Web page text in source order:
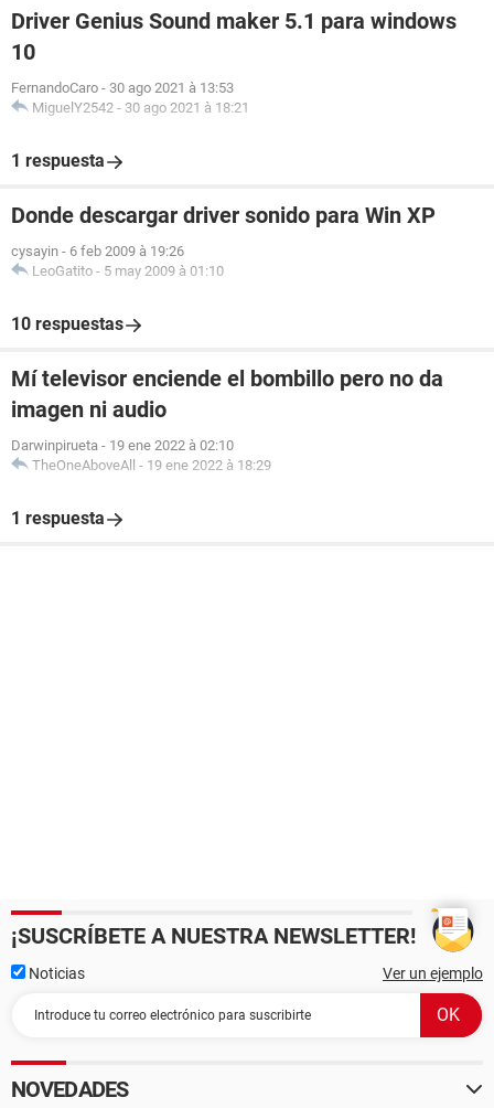
Driver Genius Sound maker 5.1 para windows
10
FernandoCaro - 30 ago 2021 à 13:53
MiguelY2542 - 30 ago 2021 à 18:21
1 respuesta
Donde descargar driver sonido para Win XP
cysayin - 6 feb 2009 à 19:26
LeoGatito - 5 may 2009 à 01:10
10 respuestas
Mí televisor enciende el bombillo pero no da
imagen ni audio
Darwinpirueta - 19 ene 2022 à 02:10
TheOneAboveAll - 19 ene 2022 à 18:29
1 respuesta
¡SUSCRÍBETE A NUESTRA NEWSLETTER!
Noticias Ver un ejemplo
NOVEDADES